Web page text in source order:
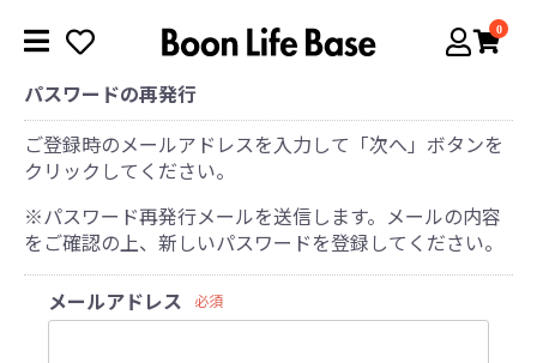
0
パスワードの再発行
ご登録時のメールアドレスを入力して「次へ」ボタンを
クリックしてください。
※パスワード再発行メールを送信します。メールの内容
をご確認の上、新しいパスワードを登録してください。
メールアドレス 必須